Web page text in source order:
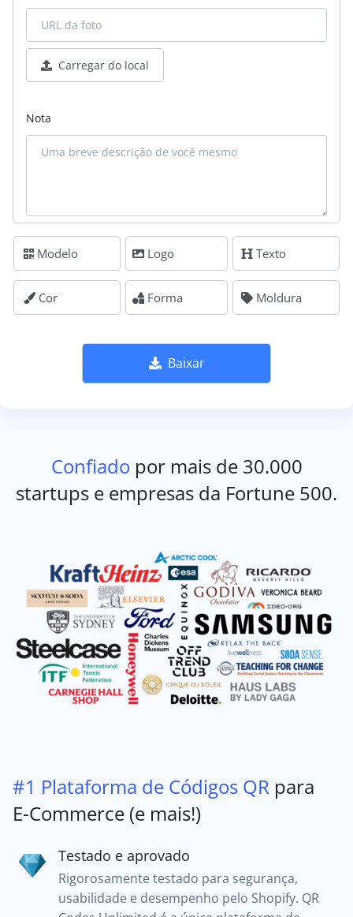
Carregar do local
Nota
Modelo Logo Texto
Cor Forma Moldura
Baixar
Confiado por mais de 30.000
startups e empresas da Fortune 500.
#1 Plataforma de Códigos QR para
E-Commerce (e mais!)
Testado e aprovado
Rigorosamente testado para segurança,
usabilidade e desempenho pelo Shopify. QR